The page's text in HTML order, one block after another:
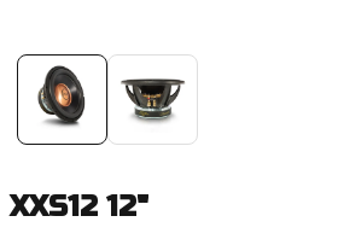
XXS12 12"